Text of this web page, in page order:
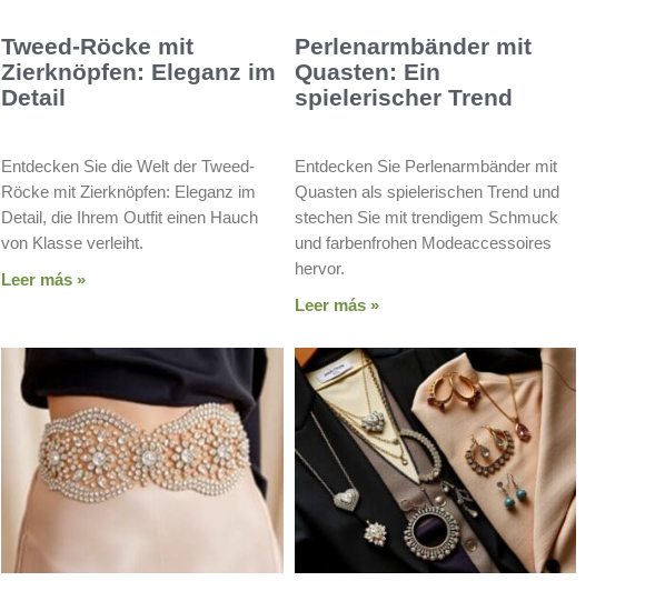
Tweed-Röcke mit
Zierknöpfen: Eleganz im
Detail
Entdecken Sie die Welt der Tweed-
Röcke mit Zierknöpfen: Eleganz im
Detail, die Ihrem Outfit einen Hauch
von Klasse verleiht.
Leer más »
Perlenarmbänder mit
Quasten: Ein
spielerischer Trend
Entdecken Sie Perlenarmbänder mit
Quasten als spielerischen Trend und
stechen Sie mit trendigem Schmuck
und farbenfrohen Modeaccessoires
hervor.
Leer más »